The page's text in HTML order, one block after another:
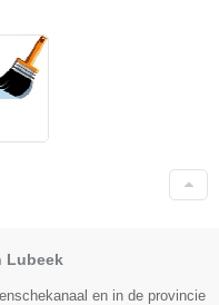
Lubeek
en in de provincie